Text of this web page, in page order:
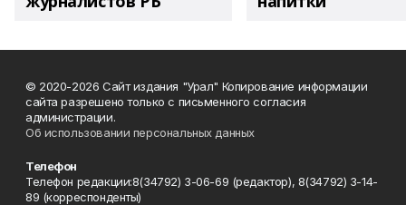
© 2020-2026 Сайт издания "Урал" Копирование информации
сайта разрешено только с письменного согласия
администрации.
Об использовании персональных данных
Телефон
Телефон редакции:8(34792) 3-06-69 (редактор), 8(34792) 3-14-
89 (корреспонденты)